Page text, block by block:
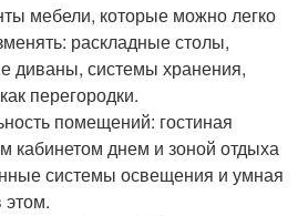
мебели, которые можно легко
раскладные столы,
диваны, системы хранения,
перегородки.
помещений: гостиная
кабинетом днем и зоной отдыха
системы освещения и умная